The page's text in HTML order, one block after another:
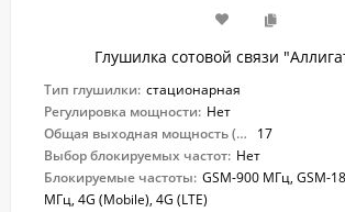
Глушилка сотовой связи
Тип глушилки: стационарная
Регулировка мощности: Нет
Общая выходная мощность (Вт):
17
Выбор блокируемых частот: Нет
Блокируемые частоты: GSM-900 МГц, GSM-
МГц, 4G (Mobile), 4G (LTE)